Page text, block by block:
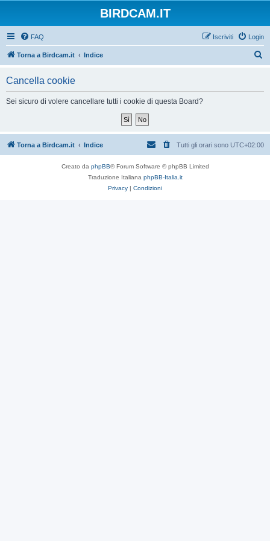
BIRDCAM.IT
FAQ Login
Iscriviti
Torna a Birdcam.it Indice
Cancella cookie
Sei sicuro di volere cancellare tutti i cookie di questa Board?
Torna a Birdcam.it Indice Tutti gli orari sono UTC+02:00
Creato da phpBB® Forum Software © phpBB Limited
Traduzione Italiana phpBB-Italia.it
Privacy | Condizioni